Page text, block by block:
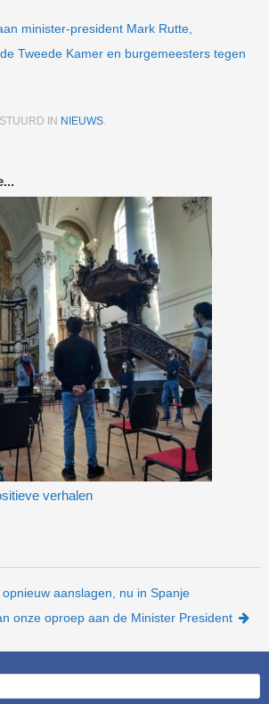
minister-president Mark Rutte,
Tweede Kamer en burgemeesters tegen
IN NIEUWS.
verhalen
aanslagen, nu in Spanje
onze oproep aan de Minister President